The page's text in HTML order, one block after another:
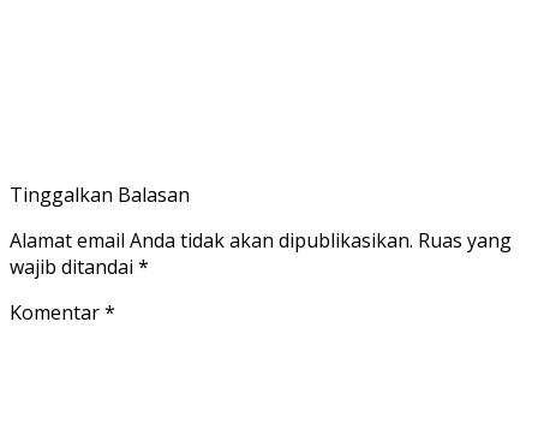
Tinggalkan Balasan
Alamat email Anda tidak akan dipublikasikan. Ruas yang
wajib ditandai *
Komentar*